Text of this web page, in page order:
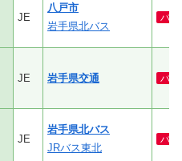
JE
八戸市
岩手県北バス
バ
JE 岩手県交通 バ
JE
岩手県北バス
JRバス東北
バ